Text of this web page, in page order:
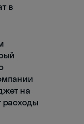
в
на
расходы